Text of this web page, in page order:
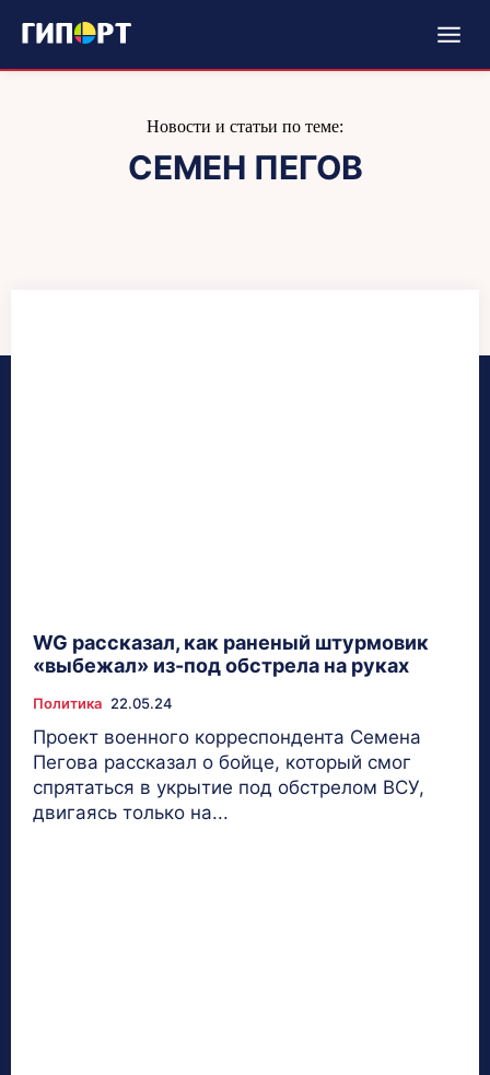
Новости и статьи по теме:
СЕМЕН ПЕГОВ
WG рассказал, как раненый штурмовик
«выбежал» из-под обстрела на руках
Политика 22.05.24
Проект военного корреспондента Семена
Пегова рассказал о бойце, который смог
спрятаться в укрытие под обстрелом ВСУ,
двигаясь только на...